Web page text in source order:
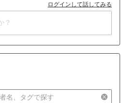
ログインして話してみる